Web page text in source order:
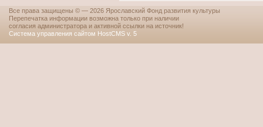
Все права защищены © — 2026 Ярославский Фонд развития культуры
Перепечатка информации возможна только при наличии
согласия администратора и активной ссылки на источник!
Система управления сайтом HostCMS v. 5